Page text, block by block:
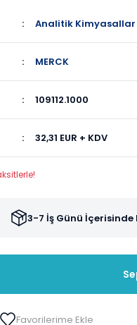
Analitik Kimyasallar
MERCK
109112.1000
32,31 EUR + KDV
3-7 İş Günü